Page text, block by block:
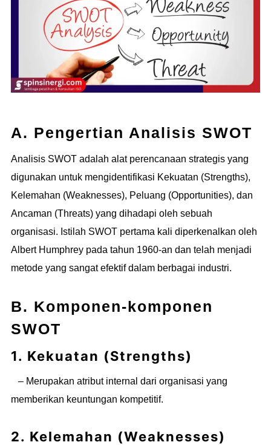
A. Pengertian Analisis SWOT
Analisis SWOT adalah alat perencanaan strategis yang
digunakan untuk mengidentifikasi Kekuatan (Strengths),
Kelemahan (Weaknesses), Peluang (Opportunities), dan
Ancaman (Threats) yang dihadapi oleh sebuah
organisasi. Istilah SWOT pertama kali diperkenalkan oleh
Albert Humphrey pada tahun 1960-an dan telah menjadi
metode yang sangat efektif dalam berbagai industri.
B. Komponen-komponen
SWOT
1. Kekuatan (Strengths)
– Merupakan atribut internal dari organisasi yang
memberikan keuntungan kompetitif.
2. Kelemahan (Weaknesses)